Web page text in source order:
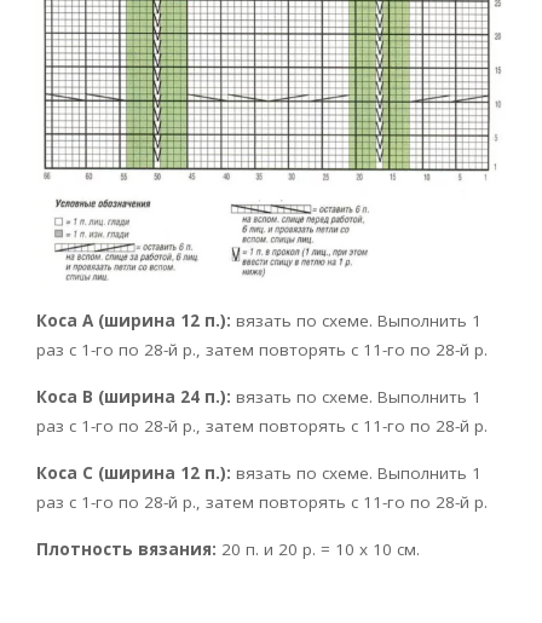
Коса А (ширина 12 п.): вязать по схеме. Выполнить 1
раз с 1-го по 28-й р., затем повторять с 11-го по 28-й р.
Коса В (ширина 24 п.): вязать по схеме. Выполнить 1
раз с 1-го по 28-й р., затем повторять с 11-го по 28-й р.
Коса С (ширина 12 п.): вязать по схеме. Выполнить 1
раз с 1-го по 28-й р., затем повторять с 11-го по 28-й р.
Плотность вязания: 20 п. и 20 р. = 10 х 10 см.